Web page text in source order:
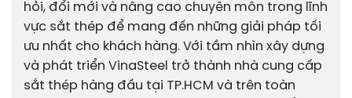
hỏi, đổi mới và nâng cao chuyên môn trong lĩnh
vực sắt thép để mang đến những giải pháp tối
ưu nhất cho khách hàng. Với tầm nhìn xây dựng
và phát triển VinaSteel trở thành nhà cung cấp
sắt thép hàng đầu tại TP.HCM và trên toàn